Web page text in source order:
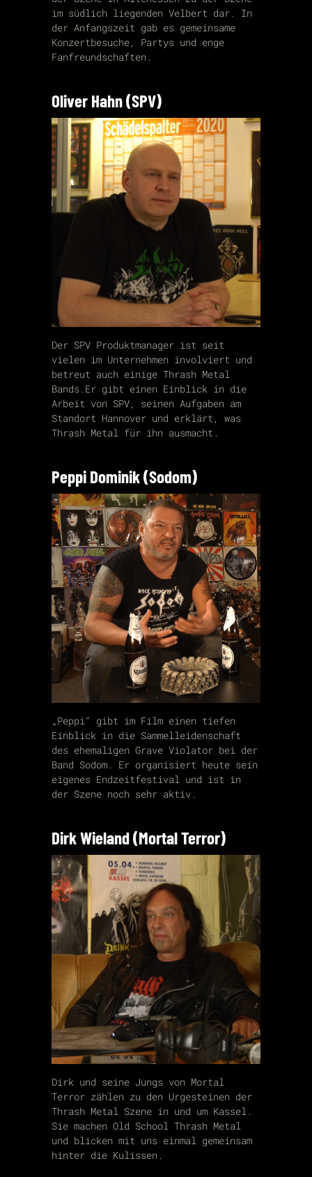
im südlich liegenden Velbert dar. In
der Anfangszeit gab es gemeinsame
Konzertbesuche, Partys und enge
Fanfreundschaften.
Oliver Hahn (SPV)
Der SPV Produktmanager ist seit
vielen im Unternehmen involviert und
betreut auch einige Thrash Metal
Bands.Er gibt einen Einblick in die
Arbeit von SPV, seinen Aufgaben am
Standort Hannover und erklärt, was
Thrash Metal für ihn ausmacht.
Peppi Dominik (Sodom)
„Peppi“ gibt im Film einen tiefen
Einblick in die Sammelleidenschaft
des ehemaligen Grave Violator bei der
Band Sodom. Er organisiert heute sein
eigenes Endzeitfestival und ist in
der Szene noch sehr aktiv.
Dirk Wieland (Mortal Terror)
Dirk und seine Jungs von Mortal
Terror zählen zu den Urgesteinen der
Thrash Metal Szene in und um Kassel.
Sie machen Old School Thrash Metal
und blicken mit uns einmal gemeinsam
hinter die Kulissen.